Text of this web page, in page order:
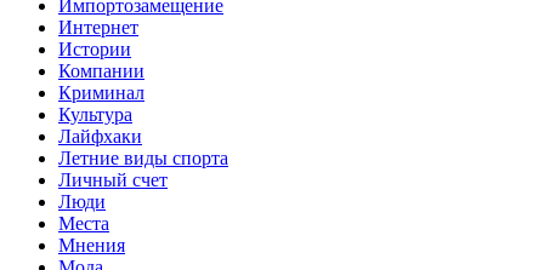
Импортозамещение
Интернет
Истории
Компании
Криминал
Культура
Лайфхаки
Летние виды спорта
Личный счет
Люди
Места
Мнения